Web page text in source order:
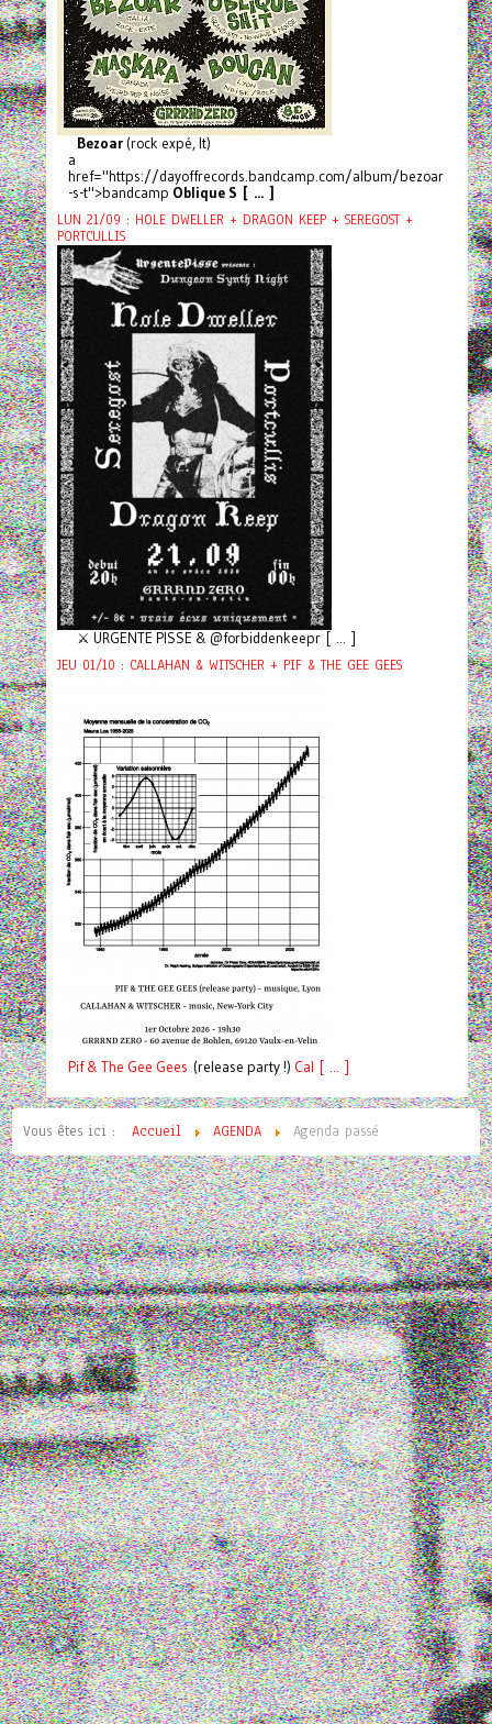
Bezoar(rock expé, It)
a
href="https://dayoffrecords.bandcamp.com/album/bezoar
-s-t">bandcamp Oblique S [ ... ]
LUN 21/09 : HOLE DWELLER + DRAGON KEEP + SEREGOST +
PORTCULLIS
⚔️ URGENTE PISSE & @forbiddenkeepr [ ... ]
JEU 01/10 : CALLAHAN & WITSCHER + PIF & THE GEE GEES
Pif& The Gee Gees (release party !) Cal [ ... ]
Vous êtes ici : Accueil AGENDA Agenda passé